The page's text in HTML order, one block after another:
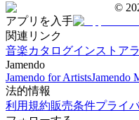
©
アプリを入手
関連リンク
音楽カタログインストア
Jamendo
Jamendo for ArtistsJamendo
法的情報
利用規約販売条件プライ